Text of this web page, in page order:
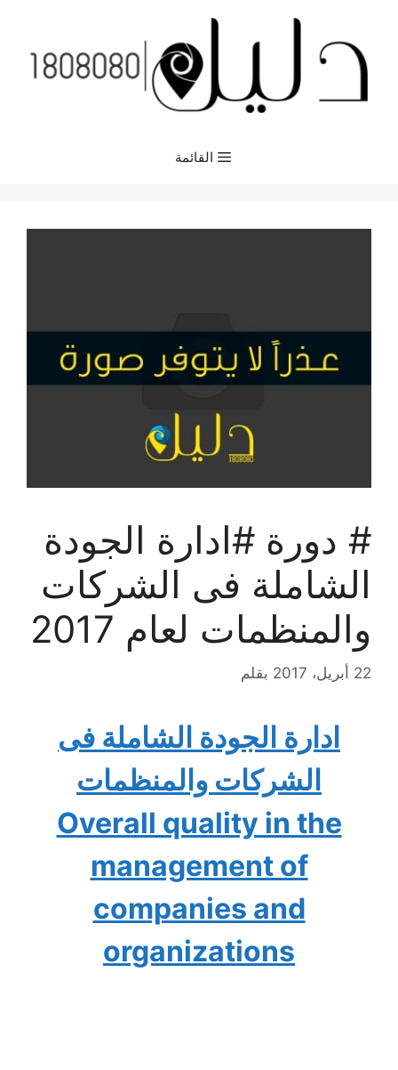
المحتوى
القائمة
# دورة #ادارة الجودة
الشاملة فى الشركات
والمنظمات لعام 2017
22 أبريل، 2017 بقلم
ادارة الجودة الشاملة فى
الشركات والمنظمات
Overall quality in the
management of
companies and
organizations